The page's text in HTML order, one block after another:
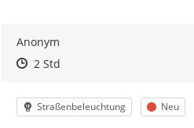
Anonym
Zeitpunkt des Erstellens
Zeitpunkt des Erstellens
2 StdZur Äußerung
Kategorie
Straßenbeleuchtung Status
Neu